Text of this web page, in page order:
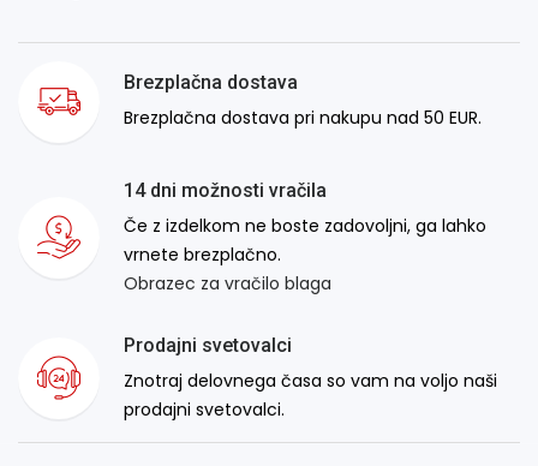
Brezplačna dostava
Brezplačna dostava pri nakupu nad 50 EUR.
14 dni možnosti vračila
Če z izdelkom ne boste zadovoljni, ga lahko
vrnete brezplačno.
Obrazec za vračilo blaga
Prodajni svetovalci
Znotraj delovnega časa so vam na voljo naši
prodajni svetovalci.